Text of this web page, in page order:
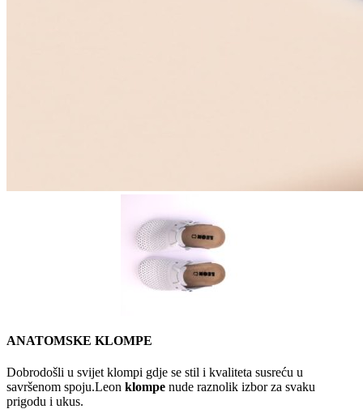
ANATOMSKE KLOMPE
Dobrodošli u svijet klompi gdje se stil i kvaliteta susreću u
savršenom spoju.Leon klompe nude raznolik izbor za svaku
prigodu i ukus.